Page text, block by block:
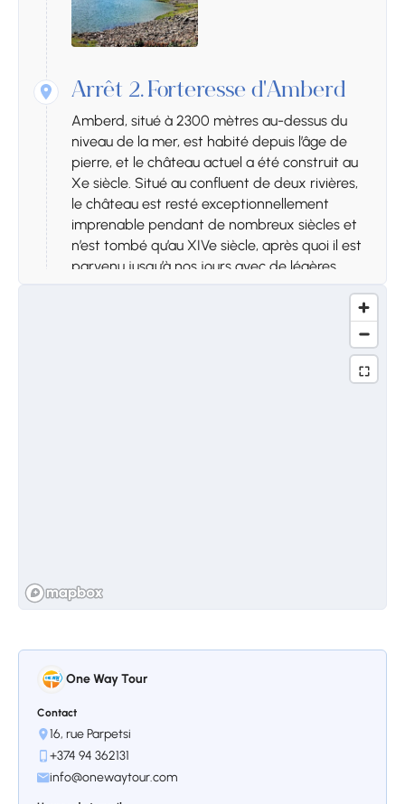
Arrêt 2. Forteresse d'Amberd
Amberd, situé à 2300 mètres au-dessus du
niveau de la mer, est habité depuis l’âge de
pierre, et le château actuel a été construit au
Xe siècle. Situé au confluent de deux rivières,
le château est resté exceptionnellement
imprenable pendant de nombreux siècles et
n’est tombé qu’au XIVe siècle, après quoi il est
parvenu jusqu’à nos jours avec de légères
province d’Aragatsotn en Arménie. Elle a été
construite au Xe siècle par la famille
L’église est un exemple de l’architecture
arménienne classique, avec un grand dôme
central et un plan cruciforme. Elle est réputée
pour ses sculptures sur pierre distinctives et
son intérieur élégant, qui comprend un
khatchkar (croix de pierre) bien conservé.
Vahramashen est un site culturel et historique
One Way Tour
Contact
16, rue Parpetsi
+374 94 362131
info@onewaytour.com